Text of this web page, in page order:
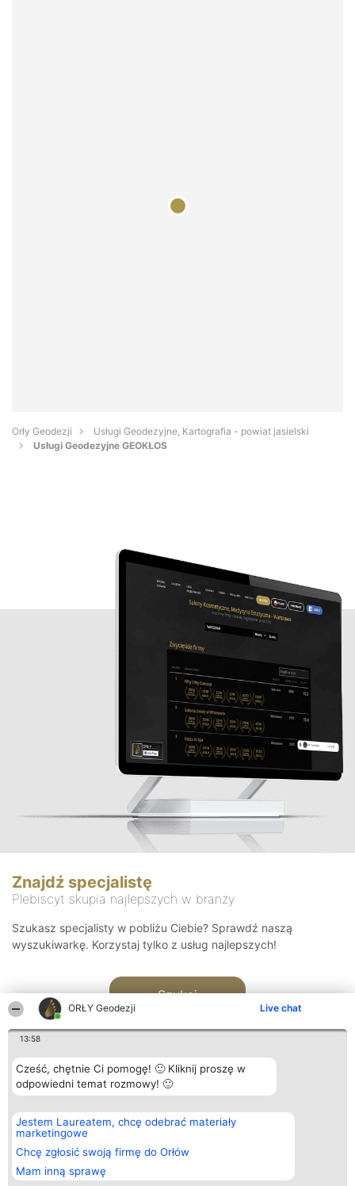
ORŁY Geodezji Live chat
13:58
Cześć, chętnie Ci pomogę! 🙂 Kliknij proszę w
odpowiedni temat rozmowy! 🙂
Jestem Laureatem, chcę odebrać materiały
marketingowe
Chcę zgłosić swoją firmę do Orłów
Mam inną sprawę
Orły Geodezji
Usługi Geodezyjne, Kartografia - powiat jasielski
Usługi Geodezyjne GEOKŁOS
Znajdź specjalistę
Plebiscyt skupia najlepszych w branży
Szukasz specjalisty w pobliżu Ciebie? Sprawdź naszą
wyszukiwarkę. Korzystaj tylko z usług najlepszych!
Szukaj
Organizator plebiscytu
Bright Side Solutions sp. z o.
o. sp. k.
ul. Ruska 22
Wrocław 50-079
KRS 0000749100 | Regon
381313360 | NIP 8943132676
Plebiscyt
Laureaci
wszystkich
Laureatów
Regulamin
Kontakt
Kontakt